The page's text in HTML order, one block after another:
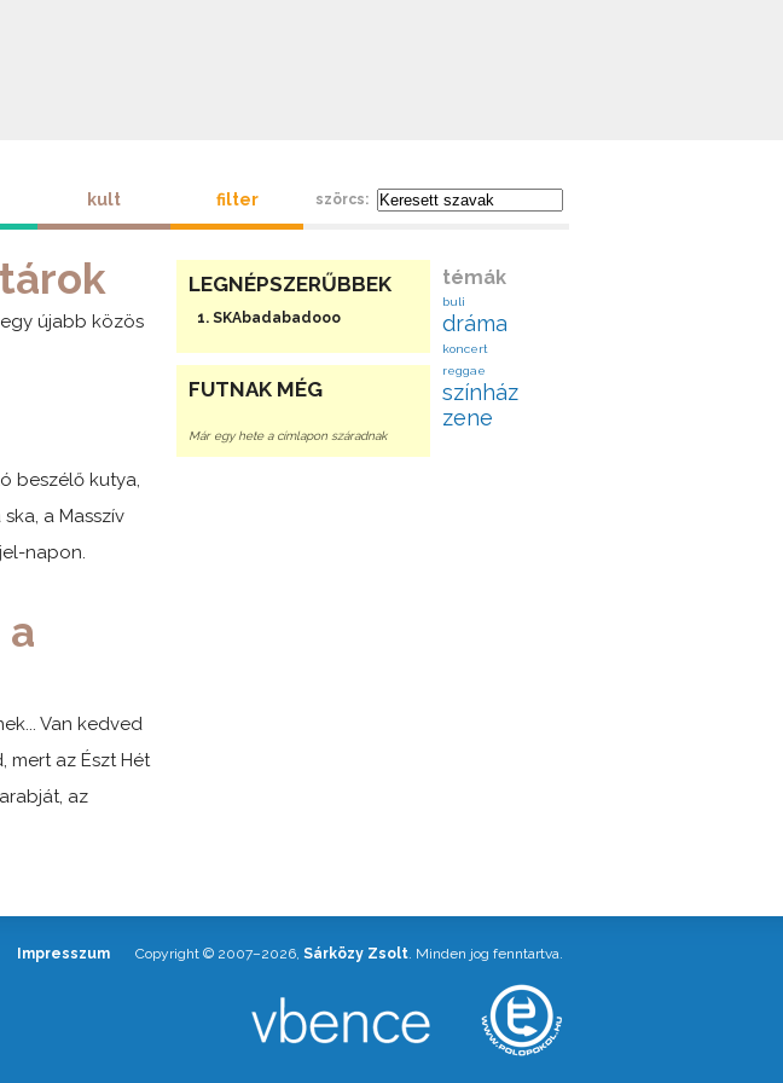
újabb közös
beszélő kutya,
a Masszív
napon.
a
Van kedved
mert az Észt Hét
az
témák
buli
dráma
koncert
reggae
színház
zene
LEGNÉPSZERŰBBEK
SKAbadabadooo
FUTNAK MÉG
Már egy hete a címlapon száradnak
kult filter szörcs:
Impresszum Copyright © 2007–2026, Sárközy Zsolt. Minden jog fenntartva.